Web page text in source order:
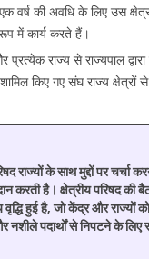
वर्ष की अवधि के लिए उस
में कार्य करते हैं।
राज्य से राज्यपाल
किए गए संघ राज्य
राज्यों के साथ मुद्दों पर चर्चा
करती है। क्षेत्रीय परिषद की
हुई है, जो केंद्र और राज्यों को
पदार्थों से निपटने के लिए